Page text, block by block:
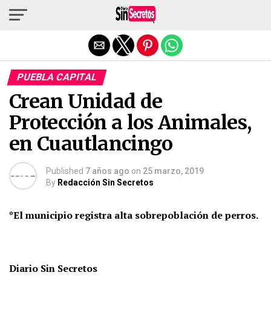
PUEBLA CAPITAL
Crean Unidad de
Protección a los Animales,
en Cuautlancingo
Published 7 años ago on 25 marzo, 2019
By Redacción Sin Secretos
*El municipio registra alta sobrepoblación de perros.
Diario Sin Secretos
Salir de la versión móvil